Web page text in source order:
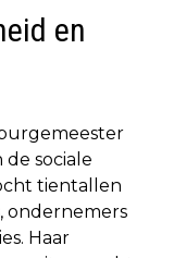
en
sociale
tientallen
ondernemers
Haar